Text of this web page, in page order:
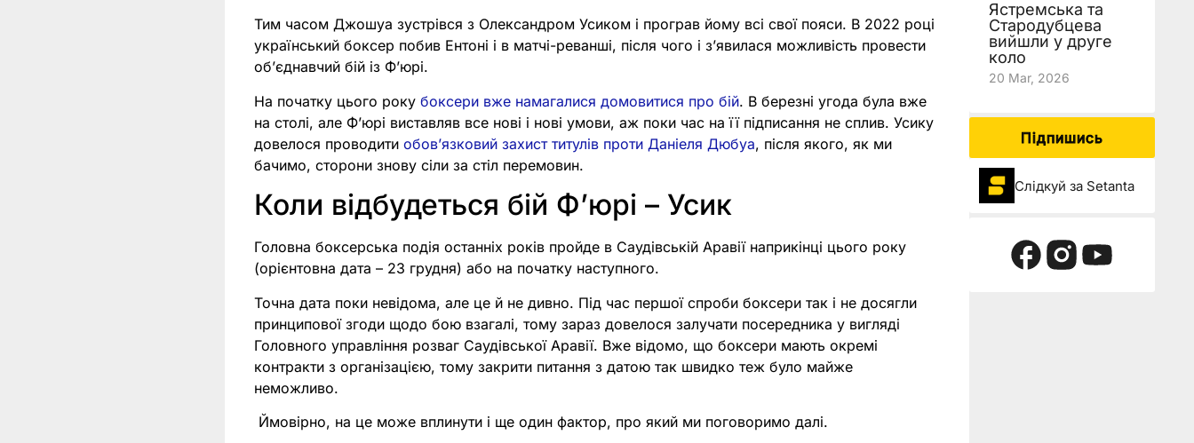
Тим часом Джошуа зустрівся з Олександром Усиком і програв йому всі свої пояси. В 2022 році
український боксер побив Ентоні і в матчі-реванші, після чого і зʼявилася можливість провести
обʼєднавчий бій із Фʼюрі.
На початку цього рокубоксери вже намагалися домовитися про бій. В березні угода була вже
на столі, але Фʼюрі виставляв все нові і нові умови, аж поки час на її підписання не сплив. Усику
довелося проводитиобовʼязковий захист титулів проти Даніеля Дюбуа, після якого, як ми
бачимо, сторони знову сіли за стіл перемовин.
Коли відбудеться бій Фʼюрі – Усик
Головна боксерська подія останніх років пройде в Саудівській Аравії наприкінці цього року
(орієнтовна дата – 23 грудня) або на початку наступного.
Точна дата поки невідома, але це й не дивно. Під час першої спроби боксери так і не досягли
принципової згоди щодо бою взагалі, тому зараз довелося залучати посередника у вигляді
Головного управління розваг Саудівської Аравії. Вже відомо, що боксери мають окремі
контракти з організацією, тому закрити питання з датою так швидко теж було майже
неможливо.
Ймовірно, на це може вплинути і ще один фактор, про який ми поговоримо далі.
Ястремська та
Стародубцева
вийшли у друге
коло
20 Mar, 2026
Підпишись
Слідкуй за Setanta